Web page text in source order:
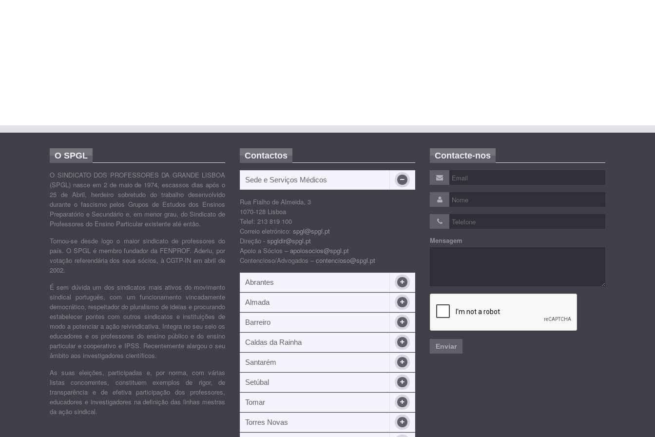
O SPGL
O SINDICATO DOS PROFESSORES DA GRANDE LISBOA
(SPGL) nasce em 2 de maio de 1974, escassos dias após o
25 de Abril, herdeiro sobretudo do trabalho desenvolvido
durante o fascismo pelos Grupos de Estudos dos Ensinos
Preparatório e Secundário e, em menor grau, do Sindicato de
Professores do Ensino Particular existente até então.
Tornou-se desde logo o maior sindicato de professores do
país. O SPGL é membro fundador da FENPROF. Aderiu, por
votação referendária dos seus sócios, à CGTP-IN em abril de
2002.
É sem dúvida um dos sindicatos mais ativos do movimento
sindical português, com um funcionamento vincadamente
democrático, respeitador do pluralismo de ideias e procurando
estabelecer pontes com outros sindicatos e instituições de
modo a potenciar a ação reivindicativa. Integra no seu seio os
educadores e os professores do ensino público e do ensino
particular e cooperativo e IPSS. Recentemente alargou o seu
âmbito aos investigadores científicos.
As suas eleições, participadas e, por norma, com várias
listas concorrentes, constituem exemplos de rigor, de
transparência e de efetiva participação dos professores,
educadores e investigadores na definição das linhas mestras
da ação sindical.
Contactos
Sede e Serviços Médicos
Rua Fialho de Almeida, 3
1070-128 Lisboa
Telef: 213 819 100
Correio eletrónico: spgl@spgl.pt
Direção - spgldir@spgl.pt
Apoio a Sócios – apoiosocios@spgl.pt
Contencioso/Advogados – contencioso@spgl.pt
Abrantes
Almada
Barreiro
Caldas da Rainha
Santarém
Setúbal
Tomar
Torres Novas
Contacte-nos
Mensagem
Enviar